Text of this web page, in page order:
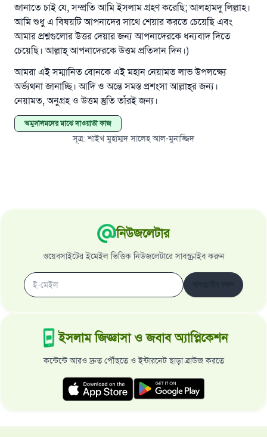
জানাতে চাই যে, সম্প্রতি আমি ইসলাম গ্রহণ করেছি; আলহামদু লিল্লাহ।
আমি শুধু এ বিষয়টি আপনাদের সাথে শেয়ার করতে চেয়েছি এবং
আমার প্রশ্নগুলোর উত্তর দেয়ার জন্য আপনাদেরকে ধন্যবাদ দিতে
চেয়েছি। আল্লাহ্‌ আপনাদেরকে উত্তম প্রতিদান দিন।)
আমরা এই সম্মানিত বোনকে এই মহান নেয়ামত লাভ উপলক্ষ্যে
অর্ভ্যথনা জানাচ্ছি। আদি ও অন্তে সমস্ত প্রশংসা আল্লাহ্‌র জন্য।
নেয়ামত, অনুগ্রহ ও উত্তম স্তুতি তাঁরই জন্য।
অমুসলিমদের মাঝে দাওয়াতী কাজ
সূত্র:শাইখ মুহাম্মদ সালেহ আল-মুনাজ্জিদ
নিউজলেটার
ওয়েবসাইটের ইমেইল ভিত্তিক নিউজলেটারে সাবস্ক্রাইব করুন
ইসলাম জিজ্ঞাসা ও জবাব অ্যাপ্লিকেশন
কন্টেন্টে আরও দ্রুত পৌঁছতে ও ইন্টারনেট ছাড়া ব্রাউজ করতে
এখনই শরীক হোন